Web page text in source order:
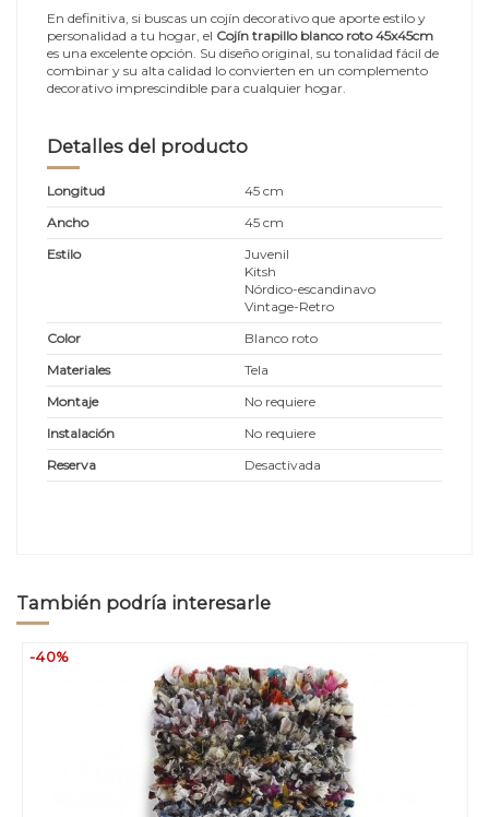
En definitiva, si buscas un cojín decorativo que aporte estilo y
personalidad a tu hogar, el Cojín trapillo blanco roto 45x45cm
es una excelente opción. Su diseño original, su tonalidad fácil de
combinar y su alta calidad lo convierten en un complemento
decorativo imprescindible para cualquier hogar.
Detalles del producto
Longitud
45 cm
Ancho
45 cm
Estilo
Juvenil
Kitsh
Nórdico-escandinavo
Vintage-Retro
Color
Blanco roto
Materiales
Tela
Montaje
No requiere
Instalación
No requiere
Reserva
Desactivada
También podría interesarle
-40%